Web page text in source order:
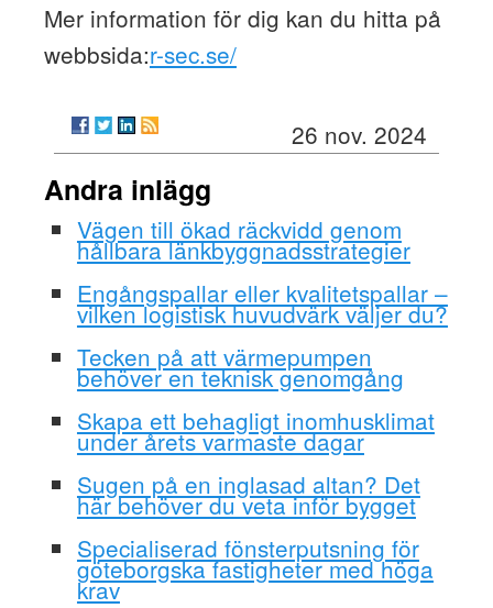
Mer information för dig kan du hitta på
webbsida:r-sec.se/
26 nov. 2024
Andra inlägg
Vägen till ökad räckvidd genom
hållbara länkbyggnadsstrategier
Engångspallar eller kvalitetspallar –
vilken logistisk huvudvärk väljer du?
Tecken på att värmepumpen
behöver en teknisk genomgång
Skapa ett behagligt inomhusklimat
under årets varmaste dagar
Sugen på en inglasad altan? Det
här behöver du veta inför bygget
Specialiserad fönsterputsning för
göteborgska fastigheter med höga
krav